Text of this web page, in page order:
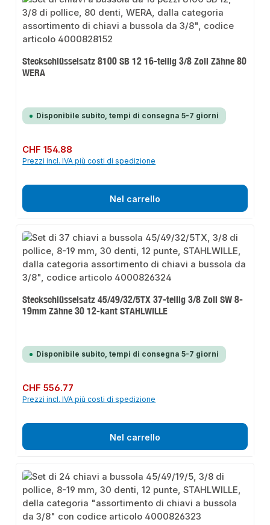
Steckschlüsselsatz 8100 SB 12 16-teilig 3/8 Zoll Zähne 80
WERA
Disponibile subito, tempi di consegna 5-7 giorni
Prezzo normale:
CHF 154.88
Prezzi incl. IVA più costi di spedizione
Nel carrello
Steckschlüsselsatz 45/49/32/5TX 37-teilig 3/8 Zoll SW 8-
19mm Zähne 30 12-kant STAHLWILLE
Disponibile subito, tempi di consegna 5-7 giorni
Prezzo normale:
CHF 556.77
Prezzi incl. IVA più costi di spedizione
Nel carrello